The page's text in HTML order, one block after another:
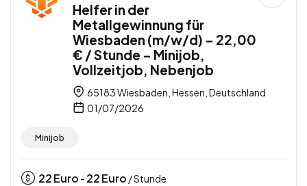
Helfer in der
Metallgewinnung für
Wiesbaden (m/w/d) – 22,00
€ / Stunde – Minijob,
Vollzeitjob, Nebenjob
65183 Wiesbaden, Hessen, Deutschland
01/07/2026
Minijob
22Euro - 22Euro / Stunde